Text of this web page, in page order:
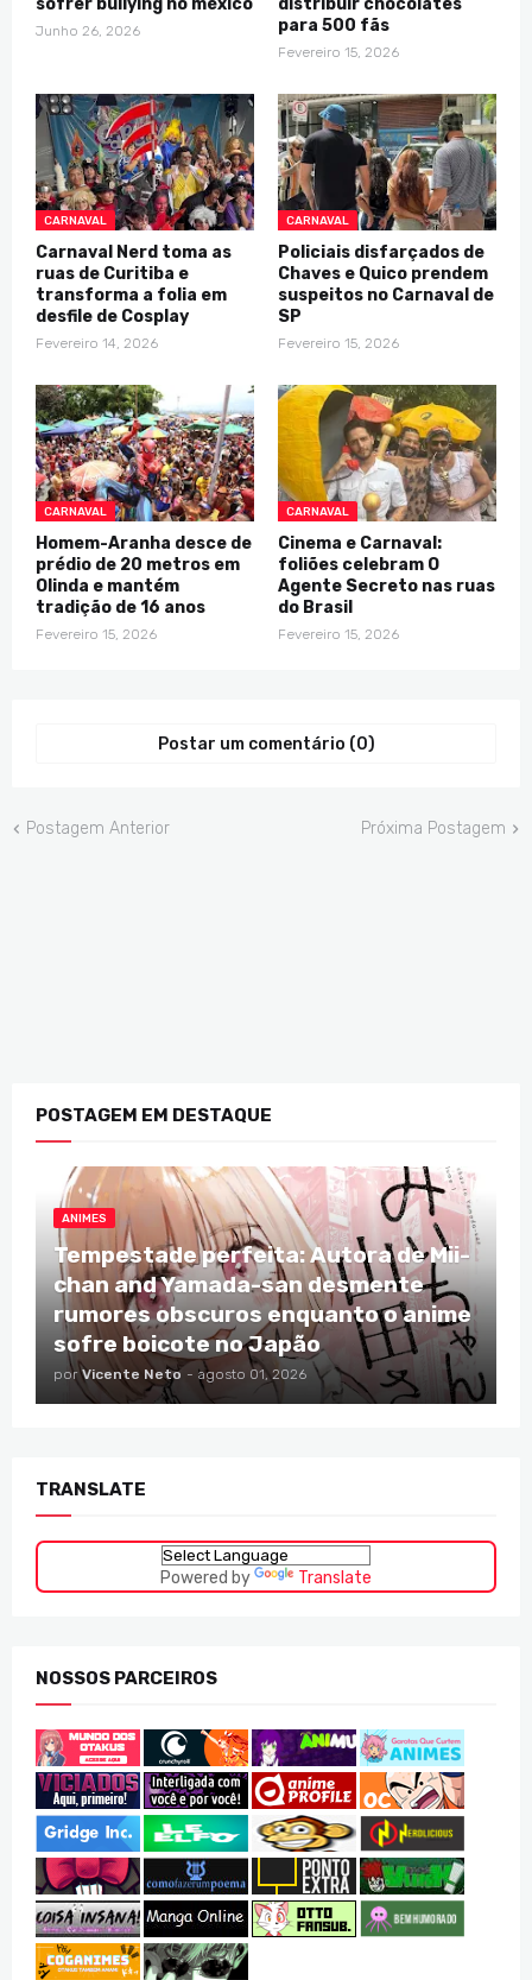
sofrer bullying no méxico
Junho 26, 2026
distribuir chocolates
para 500 fãs
Fevereiro 15, 2026
CARNAVAL
Carnaval Nerd toma as
ruas de Curitiba e
transforma a folia em
desfile de Cosplay
Fevereiro 14, 2026
CARNAVAL
Policiais disfarçados de
Chaves e Quico prendem
suspeitos no Carnaval de
SP
Fevereiro 15, 2026
CARNAVAL
Homem-Aranha desce de
prédio de 20 metros em
Olinda e mantém
tradição de 16 anos
Fevereiro 15, 2026
CARNAVAL
Cinema e Carnaval:
foliões celebram O
Agente Secreto nas ruas
do Brasil
Fevereiro 15, 2026
Postar um comentário (0)
Postagem Anterior Próxima Postagem
POSTAGEM EM DESTAQUE
ANIMES
Tempestade perfeita: Autora de Mii-
chan and Yamada-san desmente
rumores obscuros enquanto o anime
sofre boicote no Japão
por Vicente Neto - agosto 01, 2026
TRANSLATE
Powered by Translate
NOSSOS PARCEIROS